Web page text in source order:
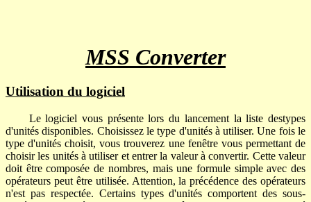
MSS Converter
Utilisation du logiciel
Le logiciel vous présente lors du lancement la liste destypes
d'unités disponibles. Choisissez le type d'unités à utiliser. Une fois le
type d'unités choisit, vous trouverez une fenêtre vous permettant de
choisir les unités à utiliser et entrer la valeur à convertir. Cette valeur
doit être composée de nombres, mais une formule simple avec des
opérateurs peut être utilisée. Attention, la précédence des opérateurs
n'est pas respectée. Certains types d'unités comportent des sous-